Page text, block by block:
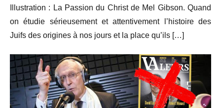
Lesquen
Illustration : La Passion du Christ de Mel Gibson. Quand
on étudie sérieusement et attentivement l’histoire des
Juifs des origines à nos jours et la place qu’ils […]